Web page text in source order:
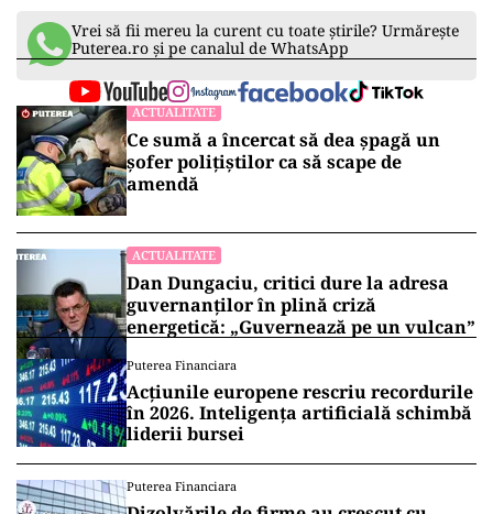
Vrei să fii mereu la curent cu toate știrile? Urmărește
Puterea.ro și pe canalul de WhatsApp
ACTUALITATE
Ce sumă a încercat să dea șpagă un
șofer polițiștilor ca să scape de
amendă
ACTUALITATE
Dan Dungaciu, critici dure la adresa
guvernanților în plină criză
energetică: „Guvernează pe un vulcan”
Puterea Financiara
Acțiunile europene rescriu recordurile
în 2026. Inteligența artificială schimbă
liderii bursei
Puterea Financiara